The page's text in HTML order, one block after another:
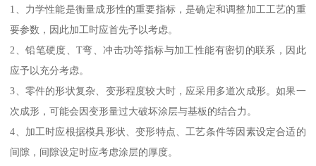
1、力学性能是衡量成形性的重要指标，是确定和调整加工工艺的重
要参数，因此加工时应首先予以考虑。
2、铅笔硬度、T弯、冲击功等指标与加工性能有密切的联系，因此
应予以充分考虑。
3、零件的形状复杂、变形程度较大时，应采用多道次成形。如果一
次成形，可能会因变形量过大破坏涂层与基板的结合力。
4、加工时应根据模具形状、变形特点、工艺条件等因素设定合适的
间隙，间隙设定时应考虑涂层的厚度。